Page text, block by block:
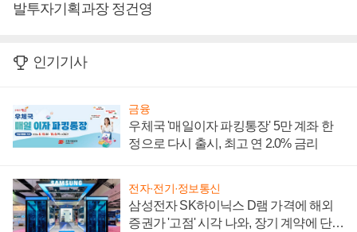
발투자기획과장 정건영
인기기사
금융
우체국 '매일이자 파킹통장' 5만 계좌 한
정으로 다시 출시, 최고 연 2.0% 금리
전자·전기·정보통신
삼성전자 SK하이닉스 D램 가격에 해외
증권가 '고점' 시각 나와, 장기 계약에 단점